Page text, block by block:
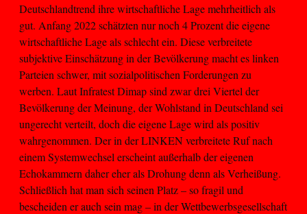
Deutschlandtrend ihre wirtschaftliche Lage mehrheitlich als
gut. Anfang 2022 schätzten nur noch 4 Prozent die eigene
wirtschaftliche Lage als schlecht ein. Diese verbreitete
subjektive Einschätzung in der Bevölkerung macht es linken
Parteien schwer, mit sozialpolitischen Forderungen zu
werben. Laut Infratest Dimap sind zwar drei Viertel der
Bevölkerung der Meinung, der Wohlstand in Deutschland sei
ungerecht verteilt, doch die eigene Lage wird als positiv
wahrgenommen. Der in der LINKEN verbreitete Ruf nach
einem Systemwechsel erscheint außerhalb der eigenen
Echokammern daher eher als Drohung denn als Verheißung.
Schließlich hat man sich seinen Platz – so fragil und
bescheiden er auch sein mag – in der Wettbewerbsgesellschaft